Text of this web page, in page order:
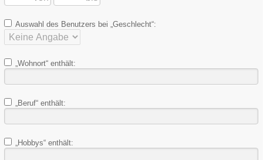
Auswahl des Benutzers bei „Geschlecht“:
„Wohnort“ enthält:
„Beruf“ enthält:
„Hobbys“ enthält: